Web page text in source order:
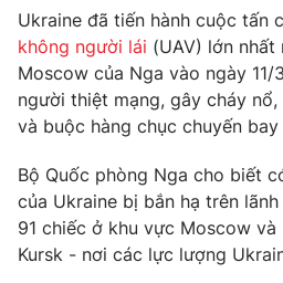
Câu chuyện quốc tế
Thị trường
Góc doanh nghiệp
Dữ liệu và đời sống
Truyền hình
Phim VTV
Hậu trường
Nhân vật
Khán giả
Giải trí
Điện ảnh
Âm nhạc
Đời sống
Du lịch
Giáo dục
Ukraine đã tiến hành cuộc tấn
không người lái (UAV) lớn nhất
Moscow của Nga vào ngày
người thiệt mạng, gây cháy
và buộc hàng chục chuyến
Bộ Quốc phòng Nga cho biết
của Ukraine bị bắn hạ trên
91 chiếc ở khu vực Moscow
Kursk - nơi các lực lượng